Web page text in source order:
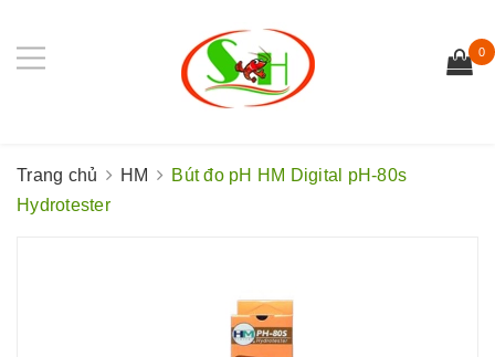
0
Trang chủ HM
Bút đo pH HM Digital pH-80s
Hydrotester